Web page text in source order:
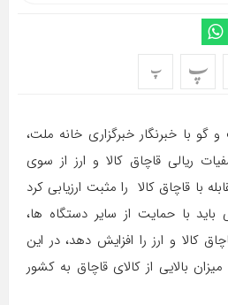
پ پ
گو با خبرنگار خبرگزاری خانه ملت،
کشفیات ریالی قاچاق کالا و ارز از سوی
با قاچاق کالا را مثبت ارزیابی کرد
باید با حمایت از سایر دستگاه ها،
کالا و ارز را افزایش دهد، در این
بالایی از کالای قاچاق به کشور